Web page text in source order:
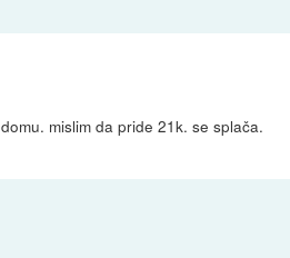
mislim da pride 21k. se splača.